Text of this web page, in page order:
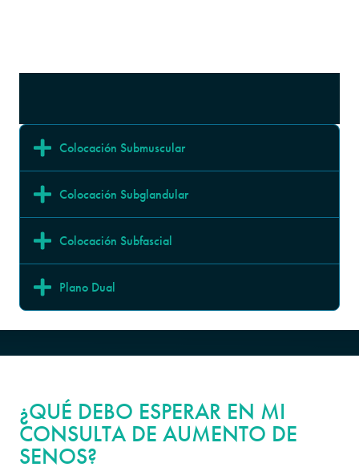
Colocación Submuscular
Colocación Subglandular
Colocación Subfascial
Plano Dual
¿QUÉ DEBO ESPERAR EN MI
CONSULTA DE AUMENTO DE
SENOS?